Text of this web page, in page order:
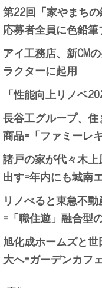
第22回「家やまち
応募者全員に色鉛筆
アイ工務店、新CM
ラクターに起用
「性能向上リノベ
長谷工グループ、
商品=「ファミーレ
諸戸の家が代々木
出す=年内にも城南
リノべると東急不
=「職住遊」融合型
旭化成ホームズと
大へ=ガーデンカフ